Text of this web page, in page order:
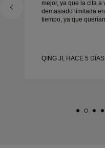
mejor, ya que la cita a
demasiado limitada
tiempo, ya que
QING JI, HACE 5 DÍAS